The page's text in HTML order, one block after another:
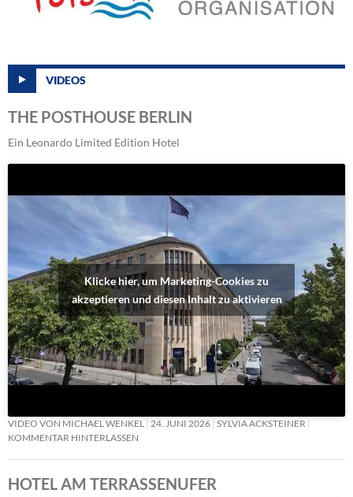
VIDEOS
THE POSTHOUSE BERLIN
Ein Leonardo Limited Edition Hotel
Klicke hier, um Marketing-Cookies zu
akzeptieren und diesen Inhalt zu aktivieren
VIDEO VON MICHAEL WENKEL 24. JUNI 2026 SYLVIA ACKSTEINER
KOMMENTAR HINTERLASSEN
HOTEL AM TERRASSENUFER